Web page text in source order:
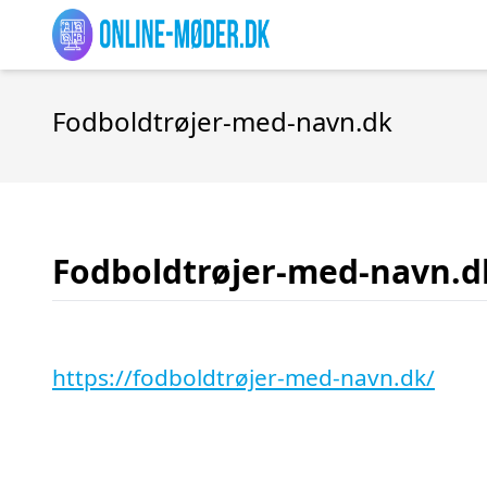
Fodboldtrøjer-med-navn.dk
Fodboldtrøjer-med-
https://fodboldtrøjer-med-navn.dk/